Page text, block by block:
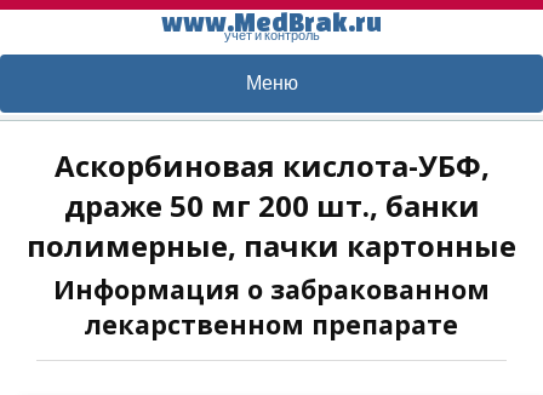
www.MedBrak.ru
учет и контроль
Меню
Аскорбиновая кислота-УБФ,
драже 50 мг 200 шт., банки
полимерные, пачки картонные
Информация о забракованном
лекарственном препарате